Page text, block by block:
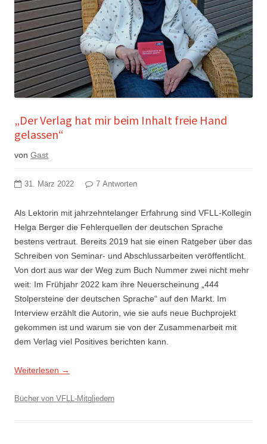
„Der Verlag hat mir beim Inhalt freie Hand
gelassen“
von Gast
31. März 2022 7 Antworten
Als Lektorin mit jahrzehntelanger Erfahrung sind VFLL-Kollegin
Helga Berger die Fehlerquellen der deutschen Sprache
bestens vertraut. Bereits 2019 hat sie einen Ratgeber über das
Schreiben von Seminar- und Abschlussarbeiten veröffentlicht.
Von dort aus war der Weg zum Buch Nummer zwei nicht mehr
weit: Im Frühjahr 2022 kam ihre Neuerscheinung „444
Stolpersteine der deutschen Sprache“ auf den Markt. Im
Interview erzählt die Autorin, wie sie aufs neue Buchprojekt
gekommen ist und warum sie von der Zusammenarbeit mit
dem Verlag viel Positives berichten kann.
Weiterlesen →
Bücher von VFLL-Mitgliedern